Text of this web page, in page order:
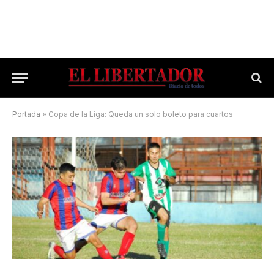
Portada » Copa de la Liga: Queda un solo boleto para cuartos